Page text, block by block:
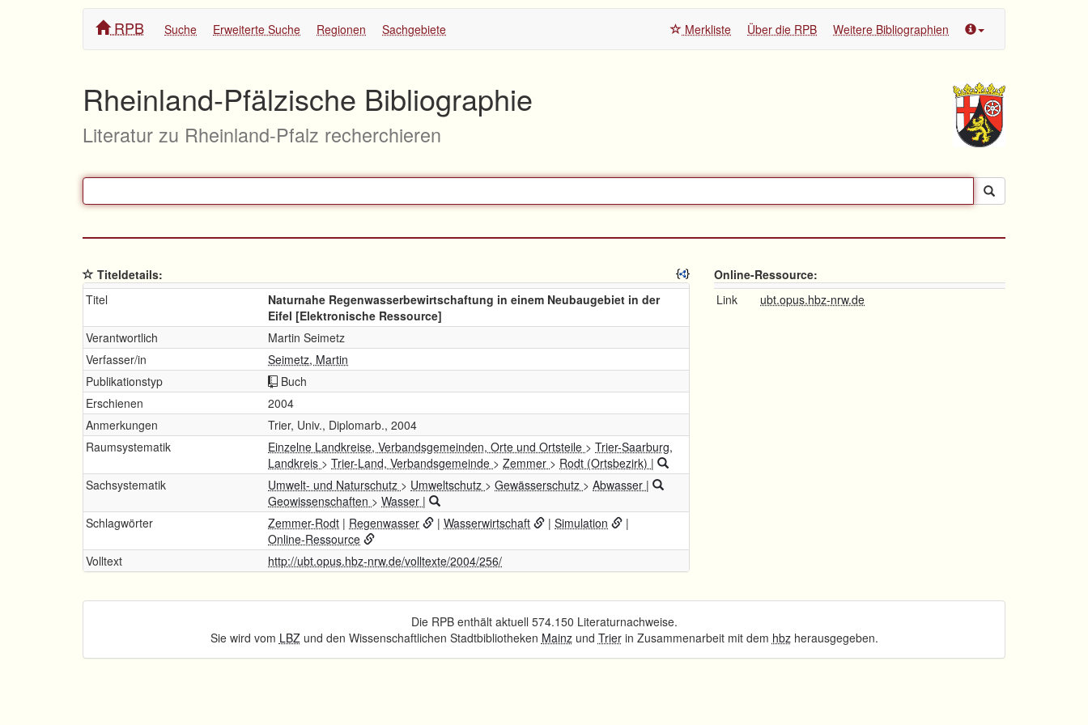
RPB Suche Erweiterte Suche Regionen Sachgebiete Merkliste Über die RPB Weitere Bibliographien
Rheinland-Pfälzische Bibliographie
Literatur zu Rheinland-Pfalz recherchieren
Titeldetails:
Titel
Naturnahe Regenwasserbewirtschaftung in einem Neubaugebiet in der
Eifel [Elektronische Ressource]
Verantwortlich
Martin Seimetz
Verfasser/in
Seimetz, Martin
Publikationstyp
Buch
Erschienen
2004
Anmerkungen
Trier, Univ., Diplomarb., 2004
Raumsystematik
Einzelne Landkreise, Verbandsgemeinden, Orte und Ortsteile > Trier-Saarburg,
Landkreis > Trier-Land, Verbandsgemeinde > Zemmer > Rodt (Ortsbezirk) |
Sachsystematik
Umwelt- und Naturschutz > Umweltschutz > Gewässerschutz > Abwasser |
Geowissenschaften > Wasser |
Schlagwörter
Zemmer-Rodt | Regenwasser | Wasserwirtschaft | Simulation
|
Online-Ressource
Volltext
http://ubt.opus.hbz-nrw.de/volltexte/2004/256/
Online-Ressource:
Link
ubt.opus.hbz-nrw.de
Die RPB enthält aktuell 574.150 Literaturnachweise.
Sie wird vom LBZund den Wissenschaftlichen Stadtbibliotheken Mainzund Trierin Zusammenarbeit mit dem hbzherausgegeben.